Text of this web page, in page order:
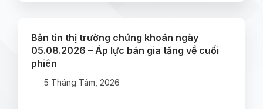
Bản tin thị trường chứng khoán ngày
05.08.2026 – Áp lực bán gia tăng về cuối
phiên
5 Tháng Tám, 2026